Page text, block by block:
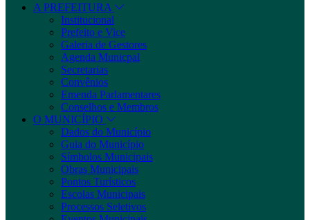
A PREFEITURA
Institucional
Prefeito e Vice
Galeria de Gestores
Agenda Municpal
Secretarias
Convênios
Emenda Parlamentares
Conselhos e Membros
O MUNICÍPIO
Dados do Município
Guia do Município
Símbolos Municipais
Obras Municipais
Pontos Turísticos
Escolas Municipais
Processos Seletivos